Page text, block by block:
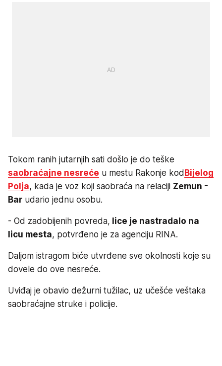
Tokom ranih jutarnjih sati došlo je do teške
saobraćajne nesreće u mestu Rakonje kod Bijelog
Polja, kada je voz koji saobraća na relaciji Zemun -
Bar udario jednu osobu.
- Od zadobijenih povreda, lice je nastradalo na
licu mesta, potvrđeno je za agenciju RINA.
Daljom istragom biće utvrđene sve okolnosti koje su
dovele do ove nesreće.
Uviđaj je obavio dežurni tužilac, uz učešće veštaka
saobraćajne struke i policije.